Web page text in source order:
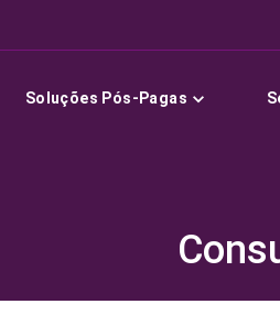
Soluções Pós-Pagas